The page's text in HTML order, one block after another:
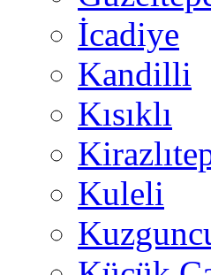
İcadiye
Kandilli
Kısıklı
Kuleli